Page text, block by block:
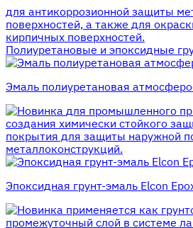
для антикоррозионной защиты
поверхностей, а также для
кирпичных поверхностей.
Полиуретановые и эпоксидные
Эмаль полиуретановая
для промышленного
создания химически стойкого
покрытия для защиты наружной
металлоконструкций.
Эпоксидная грунт-эмаль Elcon
применяется как
промежуточный слой в системе